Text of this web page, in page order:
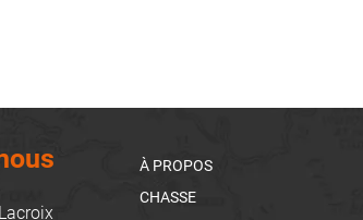
À PROPOS
CHASSE